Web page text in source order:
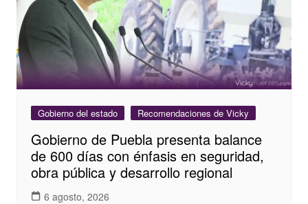
Gobierno del estado Recomendaciones de Vicky
Gobierno de Puebla presenta balance
de 600 días con énfasis en seguridad,
obra pública y desarrollo regional
6 agosto, 2026